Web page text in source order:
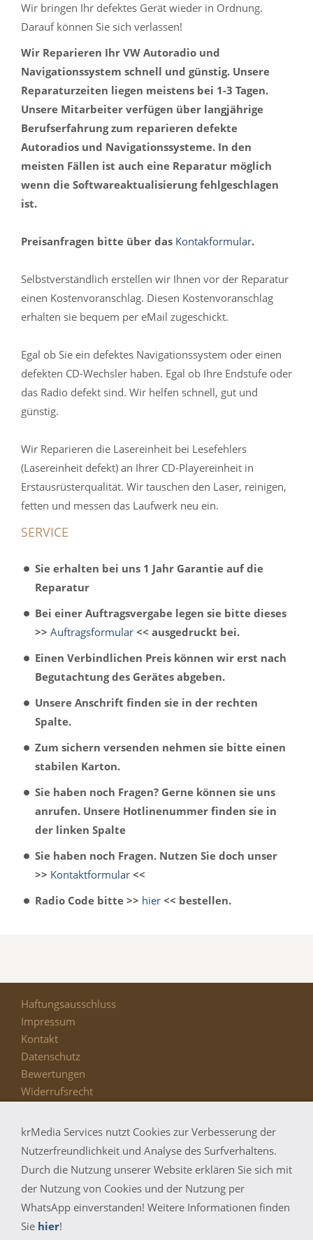
Wir bringen Ihr defektes Gerät wieder in Ordnung.
Darauf können Sie sich verlassen!
Wir Reparieren Ihr VW Autoradio und
Navigationssystem schnell und günstig. Unsere
Reparaturzeiten liegen meistens bei 1-3 Tagen.
Unsere Mitarbeiter verfügen über langjährige
Berufserfahrung zum reparieren defekte
Autoradios und Navigationssysteme. In den
meisten Fällen ist auch eine Reparatur möglich
wenn die Softwareaktualisierung fehlgeschlagen
ist.
Preisanfragen bitte über das Kontakformular.
Selbstverständlich erstellen wir Ihnen vor der Reparatur
einen Kostenvoranschlag. Diesen Kostenvoranschlag
erhalten sie bequem per eMail zugeschickt.
Egal ob Sie ein defektes Navigationssystem oder einen
defekten CD-Wechsler haben. Egal ob Ihre Endstufe oder
das Radio defekt sind. Wir helfen schnell, gut und
günstig.
Wir Reparieren die Lasereinheit bei Lesefehlers
(Lasereinheit defekt) an Ihrer CD-Playereinheit in
Erstausrüsterqualität. Wir tauschen den Laser, reinigen,
fetten und messen das Laufwerk neu ein.
SERVICE
Sie erhalten bei uns 1 Jahr Garantie auf die
Reparatur
Bei einer Auftragsvergabe legen sie bitte dieses
>> Auftragsformular << ausgedruckt bei.
Einen Verbindlichen Preis können wir erst nach
Begutachtung des Gerätes abgeben.
Unsere Anschrift finden sie in der rechten
Spalte.
Zum sichern versenden nehmen sie bitte einen
stabilen Karton.
Sie haben noch Fragen? Gerne können sie uns
anrufen. Unsere Hotlinenummer finden sie in
der linken Spalte
Sie haben noch Fragen. Nutzen Sie doch unser
>> Kontaktformular <<
Radio Code bitte >> hier << bestellen.
Haftungsausschluss
Impressum
Kontakt
Datenschutz
Bewertungen
Widerrufsrecht
Bildernachweis
Funktionsgarantie
navirepair.de - Wir reparieren Ihr defektes Navi schnell
und günstig! Alle verwendeten Markennamen und
Bezeichnungen sind eingetragene Warenzeichen und
krMedia Services nutzt Cookies zur Verbesserung der
Nutzerfreundlichkeit und Analyse des Surfverhaltens.
Durch die Nutzung unserer Website erklären Sie sich mit
der Nutzung von Cookies und der Nutzung per
WhatsApp einverstanden! Weitere Informationen finden
Sie hier!